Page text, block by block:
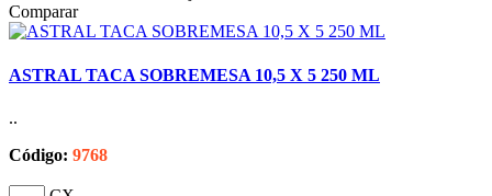
Comparar
ASTRAL TACA SOBREMESA 10,5 X 5 250 ML
..
Código: 9768